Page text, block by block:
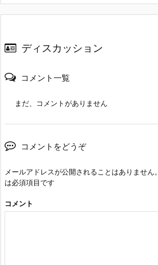
ディスカッション
コメント一覧
まだ、コメントがありません
コメントをどうぞ
メールアドレスが公開されることはありません。
は必須項目です
コメント